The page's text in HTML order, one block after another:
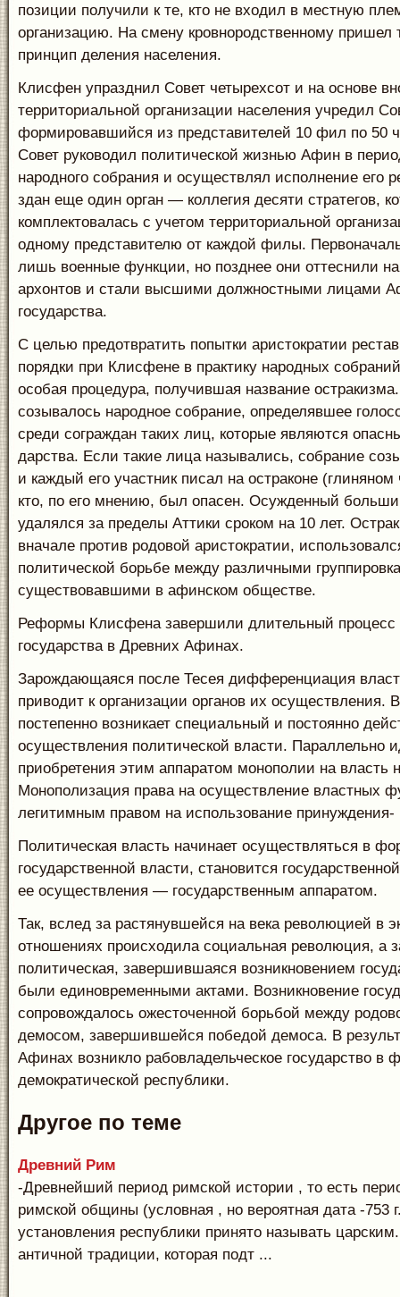
позиции получили к те, кто не входил в местную
организацию. На смену кровнородственному пришел
прин­цип деления населения.
Клисфен упразднил Совет четырехсот и на основе
территориальной организации населения учре­дил
формировавшийся из представителей 10 фил по 50
Совет руководил полити­ческой жизнью Афин в
народного собрания и осуществлял исполнение
здан еще один орган — коллегия десяти стратегов,
комплектовалась с учетом территориальной
одному представителю от каждой филы.
лишь военные функции, но позднее они оттеснили
архонтов и стали высшими должностными лицами
государства.
С целью предотвратить попытки аристократии
порядки при Клисфене в практику на­родных
особая процедура, получив­шая название
созывалось народное собрание, определявшее
среди со­граждан таких лиц, которые являются
дарства. Если такие лица назывались, собрание
и каждый его участник писал на остраконе (глиняном
кто, по его мнению, был опа­сен. Осужденный
удалялся за преде­лы Аттики сроком на 10 лет.
вна­чале против родовой аристократии,
политической борьбе между различными
существовавшими в афинском обществе.
Реформы Клисфена завершили длительный процесс
государства в Древних Афинах.
Зарождающаяся после Тесея дифференциация
приводит к организации органов их осуществления.
постепенно возникает специальный и постоянно
осуществления политической власти. Параллельно
приобретения этим аппаратом монополии на власть
Монополи­зация права на осуществление властных
легитимным правом на использование принуждения-
Политическая власть начинает осуществляться в
государственной власти, становится
ее осуществления — государственным ап­паратом.
Так, вслед за растянувшейся на века революцией в
отношениях происходила социальная рево­люция, а
политическая, завершившая­ся возникновением
были единовре­менными актами. Возникновение
со­провождалось ожесточенной борьбой между
демосом, завершившейся победой демоса. В
Афинах возникло рабовладель­ческое государство в
демократической республики.
Другое по теме
Древний Рим
-Древнейший период римской истории , то есть
рим­ской общины (условная , но вероятная дата -753
установления рес­публики принято называть
античной традиции, которая подт ...